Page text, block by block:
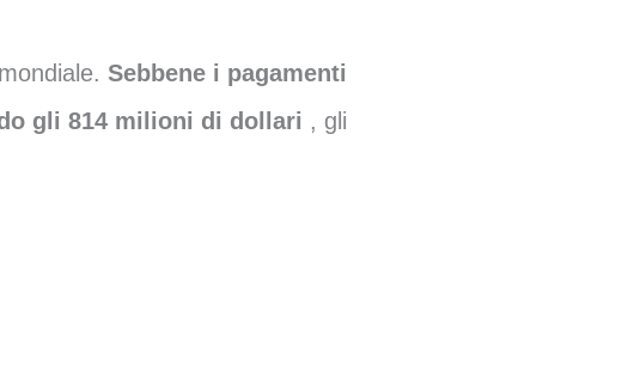
Sebbene i pagamenti
gli 814 milioni di dollari , gli